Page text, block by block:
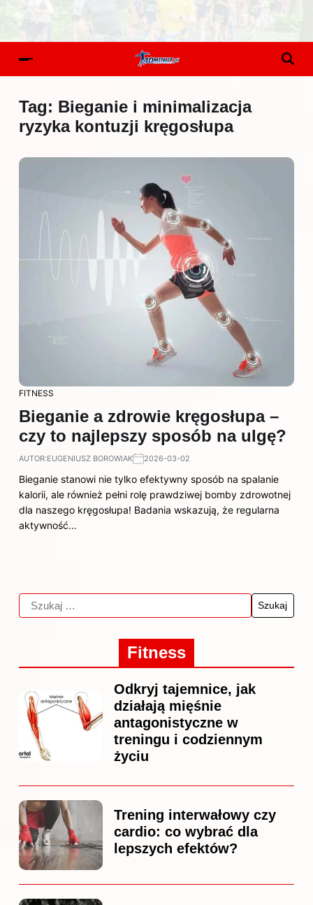
Tag: Bieganie i minimalizacja
ryzyka kontuzji kręgosłupa
FITNESS
Bieganie a zdrowie kręgosłupa –
czy to najlepszy sposób na ulgę?
AUTOR:EUGENIUSZ BOROWIAK 2026-03-02
Bieganie stanowi nie tylko efektywny sposób na spalanie
kalorii, ale również pełni rolę prawdziwej bomby zdrowotnej
dla naszego kręgosłupa! Badania wskazują, że regularna
aktywność…
Fitness
Odkryj tajemnice, jak
działają mięśnie
antagonistyczne w
treningu i codziennym
życiu
Trening interwałowy czy
cardio: co wybrać dla
lepszych efektów?